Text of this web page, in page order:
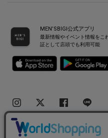
MEN’SBIGI公式アプリ
最新情報やイベント情報をこ
証として店頭でも利用可能
Copyright(C) Bigi Co.,Ltd.All Rights